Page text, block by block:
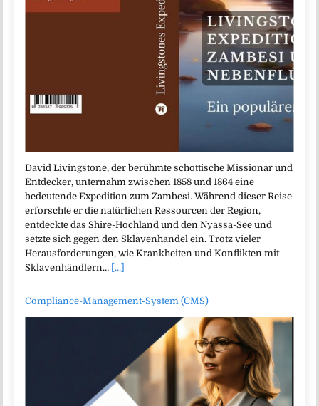
David Livingstone, der berühmte schottische Missionar und
Entdecker, unternahm zwischen 1858 und 1864 eine
bedeutende Expedition zum Zambesi. Während dieser Reise
erforschte er die natürlichen Ressourcen der Region,
entdeckte das Shire-Hochland und den Nyassa-See und
setzte sich gegen den Sklavenhandel ein. Trotz vieler
Herausforderungen, wie Krankheiten und Konflikten mit
Sklavenhändlern… [...]
Compliance-Management-System (CMS)